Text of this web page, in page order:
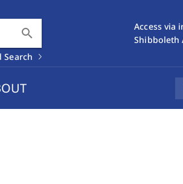
search
Search
Access via
Shibboleth